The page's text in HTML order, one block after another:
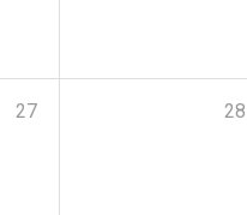
27 28